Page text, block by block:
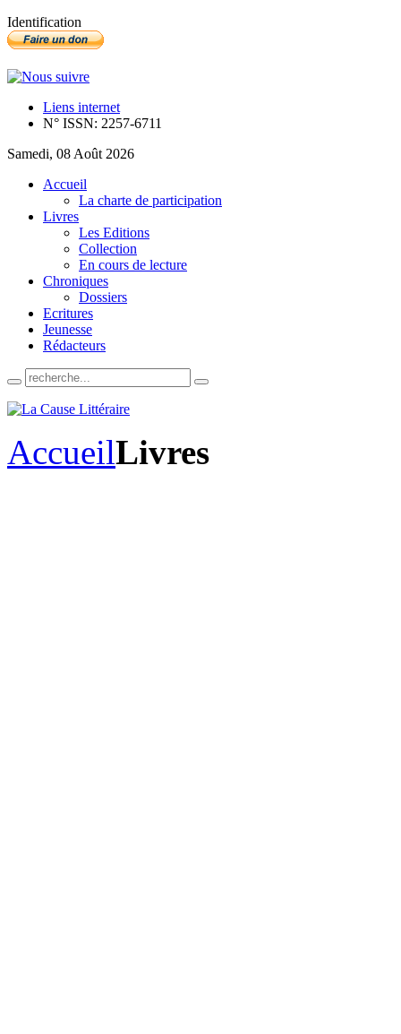
Identification
Liens internet
N° ISSN: 2257-6711
Samedi, 08 Août 2026
Accueil
La charte de participation
Livres
Les Editions
Collection
En cours de lecture
Chroniques
Dossiers
Ecritures
Jeunesse
Rédacteurs
AccueilLivres